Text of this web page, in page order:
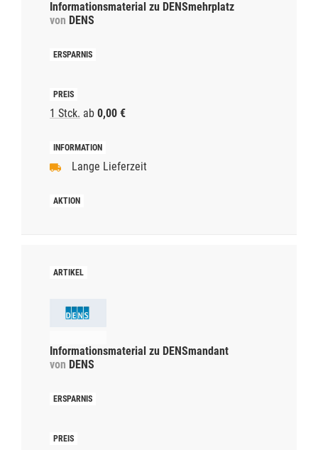
Informationsmaterial zu DENSmehrplatz
von DENS
1 Stck. ab 0,00 €
Lange Lieferzeit
Informationsmaterial zu DENSmandant
von DENS